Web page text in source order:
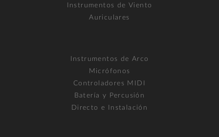
Instrumentos de Viento
Auriculares
Instrumentos de Arco
Micrófonos
Controladores MIDI
Batería y Percusión
Directo e Instalación